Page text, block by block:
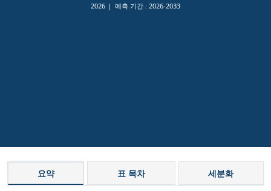
2026
예측 기간 : 2026-2033
요약 표 목차 세분화